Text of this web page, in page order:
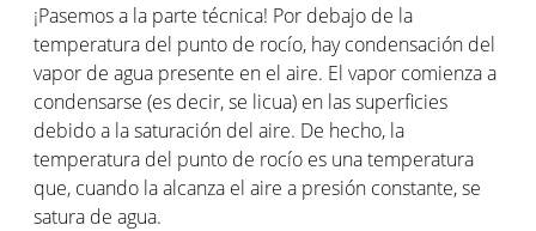
¡Pasemos a la parte técnica! Por debajo de la
temperatura del punto de rocío, hay condensación del
vapor de agua presente en el aire. El vapor comienza a
condensarse (es decir, se licua) en las superficies
debido a la saturación del aire. De hecho, la
temperatura del punto de rocío es una temperatura
que, cuando la alcanza el aire a presión constante, se
satura de agua.